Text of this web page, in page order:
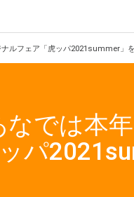
ルフェア「虎ッパ2021summer」
では本
パ